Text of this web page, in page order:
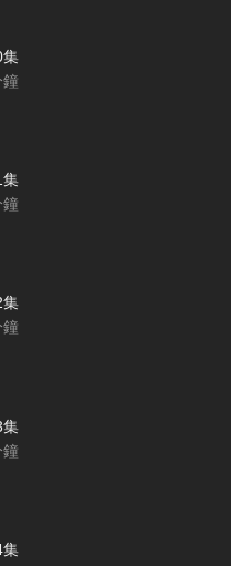
集
集
集
集
集